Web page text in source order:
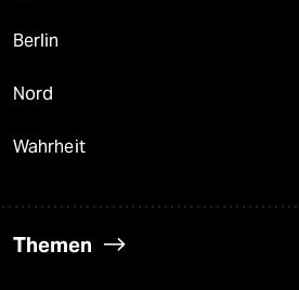
Berlin
Nord
Wahrheit
Themen